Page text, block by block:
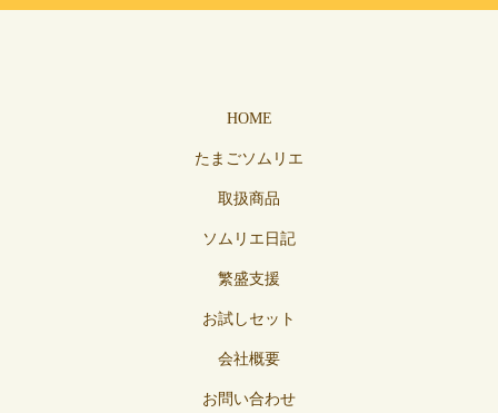
HOME
たまごソムリエ
取扱商品
ソムリエ日記
繁盛支援
お試しセット
会社概要
お問い合わせ